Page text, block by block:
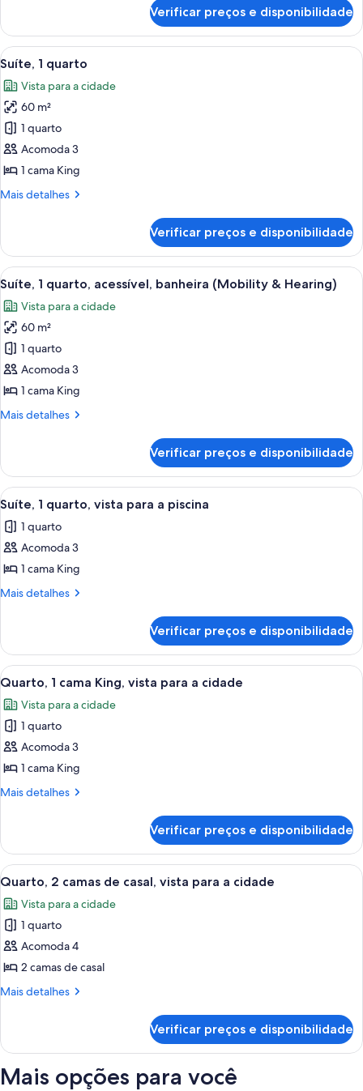
fumantes
1
cama
King,
não
fumantes
Verificar preços e disponibilidade
Carrega
todas
as
fotos
de
Suíte,
1
Quarto de hotel com uma cama
7
Suíte, 1 quarto
Vista para a cidade
60 m²
1 quarto
Acomoda 3
1 cama King
Mais detalhes
Mais
1
quarto
Verificar preços e disponibilidade
Carrega
todas
as
fotos
de
Suíte,
1
acessível,
&
Hearing)
Quarto de hotel com cama, uma
6
Suíte, 1 quarto, acessível, banheira (Mobility & Hearing)
Vista para a cidade
60 m²
1 quarto
Acomoda 3
1 cama King
Mais detalhes
Mais
1
quarto,
acessível,
(Mobility
&
Verificar preços e disponibilidade
Carrega
todas
as
fotos
de
Suíte,
vista
para
a
piscina
Quarto de hotel com uma cama
6
Suíte, 1 quarto, vista para a piscina
1 quarto
Acomoda 3
1 cama King
Mais detalhes
Mais
1
quarto,
vista
a
piscina
Verificar preços e disponibilidade
Carrega
todas
as
fotos
de
Quarto,
1
vista
para
a
cidade
Quarto de hotel com uma cama
7
Quarto, 1 cama King, vista para a cidade
Vista para a cidade
1 quarto
Acomoda 3
1 cama King
Mais detalhes
Mais
1
cama
King,
para
cidade
Verificar preços e disponibilidade
Carrega
todas
as
fotos
de
Quarto,
2
casal,
vista
para
Quarto de hotel com duas camas,
6
Quarto, 2 camas de casal, vista para a cidade
Vista para a cidade
1 quarto
Acomoda 4
2 camas de casal
Mais detalhes
Mais
2
de
Verificar preços e disponibilidade
Mais opções para você